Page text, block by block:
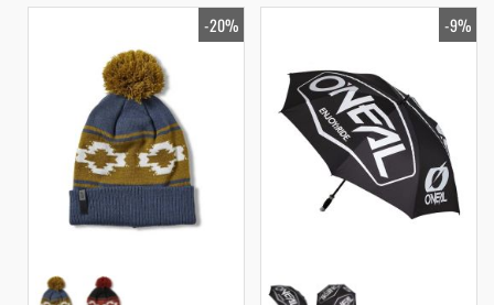
-20% -9%